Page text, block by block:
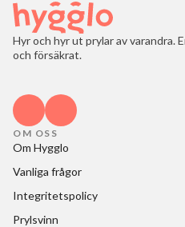
Hyr och hyr ut prylar av varandra.
och försäkrat.
OM OSS
Om Hygglo
Vanliga frågor
Integritetspolicy
Prylsvinn